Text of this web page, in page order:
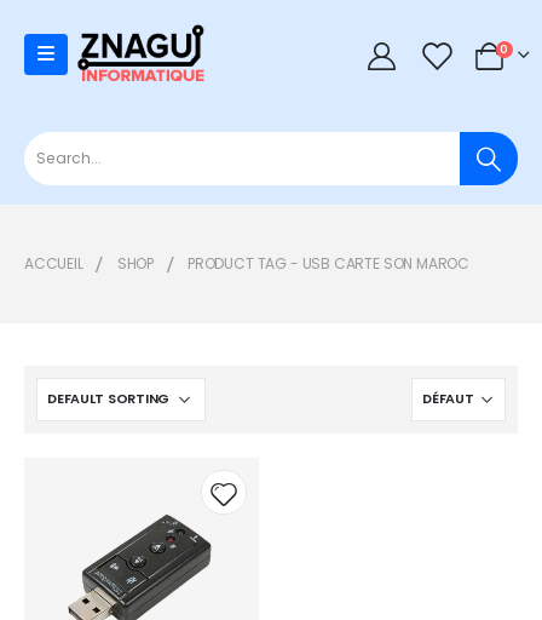
0 0
ACCUEIL SHOP PRODUCT TAG - USB CARTE SON MAROC
Add to
wishlist